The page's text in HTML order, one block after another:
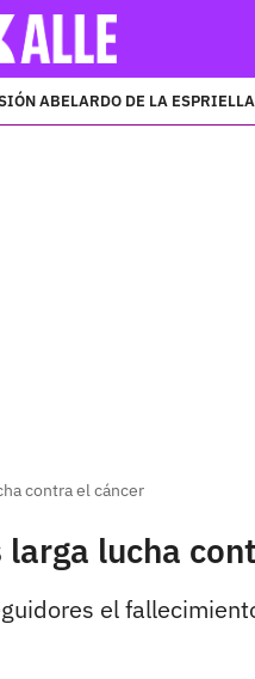
ABELARDO DE LA ESPRIELLA
contra el cáncer
lucha
el